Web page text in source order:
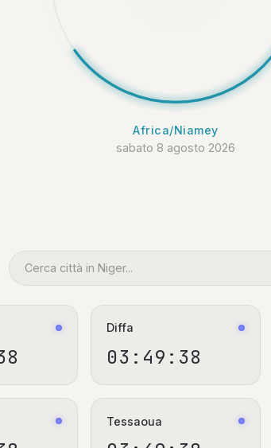
Africa/Niamey
sabato 8 agosto 2026
Diffa
03:49:39
Tessaoua